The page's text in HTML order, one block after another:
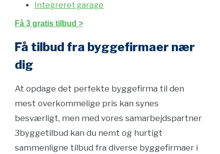
Integreret garage
Få 3 gratis tilbud >
Få tilbud fra byggefirmaer nær
dig
At opdage det perfekte byggefirma til den
mest overkommelige pris kan synes
besværligt, men med vores samarbejdspartner
3byggetilbud kan du nemt og hurtigt
sammenligne tilbud fra diverse byggefirmaer i